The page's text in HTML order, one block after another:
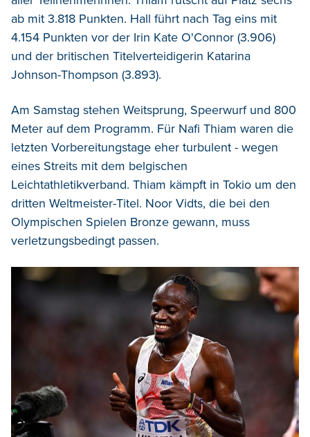
ab mit 3.818 Punkten. Hall führt nach Tag eins mit
4.154 Punkten vor der Irin Kate O'Connor (3.906)
und der britischen Titelverteidigerin Katarina
Johnson-Thompson (3.893).
Am Samstag stehen Weitsprung, Speerwurf und 800
Meter auf dem Programm. Für Nafi Thiam waren die
letzten Vorbereitungstage eher turbulent - wegen
eines Streits mit dem belgischen
Leichtathletikverband. Thiam kämpft in Tokio um den
dritten Weltmeister-Titel. Noor Vidts, die bei den
Olympischen Spielen Bronze gewann, muss
verletzungsbedingt passen.